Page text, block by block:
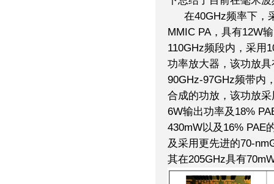
在40GHz频率下，
MMIC PA，具有12W
110GHz频段内，采用
功率放大器，该功放
90GHz-97GHz频带内
合成的功放，该功放
6W输出功率及18%
430mW以及16% PAE
及采用更先进的70-
其在205GHz具有